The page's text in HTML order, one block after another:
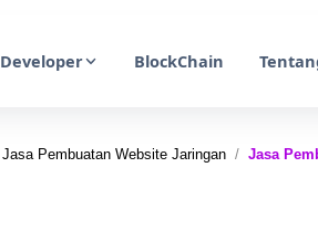
Developer BlockChain
Jasa Pembuatan Website Jaringan / Jasa